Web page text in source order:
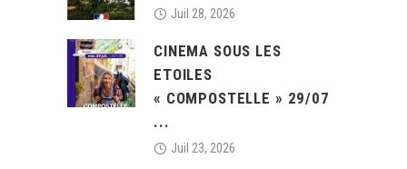
Juil 28, 2026
CINEMA SOUS LES
ETOILES
« COMPOSTELLE » 29/07
...
Juil 23, 2026